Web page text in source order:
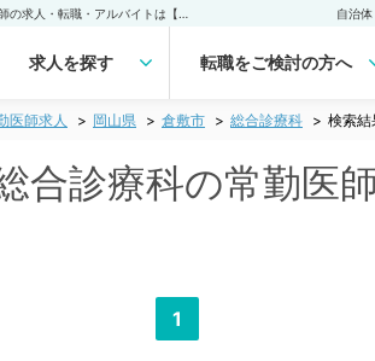
自治
求人を探す 転職をご検討の方へ
医師求人 岡山県 倉敷市 総合診療科 検索結
合診療科の常勤医
1